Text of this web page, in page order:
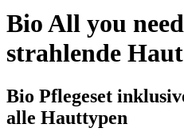
Bio All you
strahlende Haut
Bio Pflegeset
alle Hauttypen